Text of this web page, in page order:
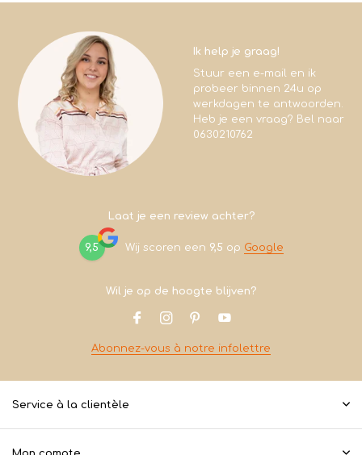
Ik help je graag!
Stuur een e-mail en ik
probeer binnen 24u op
werkdagen te antwoorden.
Heb je een vraag? Bel naar
0630210762
Laat je een review achter?
9,5 Wij scoren een 9,5 op Google
Wil je op de hoogte blijven?
Abonnez-vous à notre infolettre
Service à la clientèle